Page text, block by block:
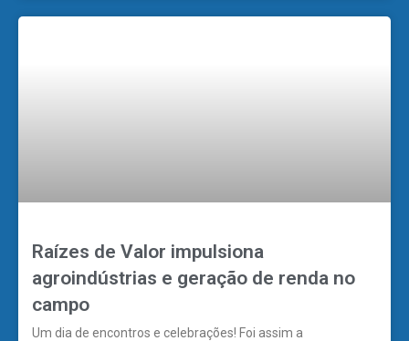
Raízes de Valor impulsiona
agroindústrias e geração de renda no
campo
Um dia de encontros e celebrações! Foi assim a